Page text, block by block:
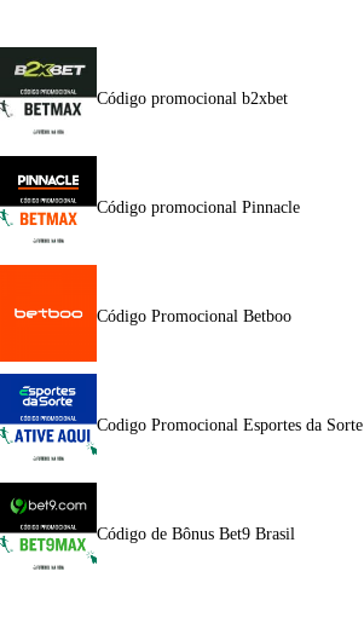
Código promocional b2xbet
Código promocional Pinnacle
Código Promocional Betboo
Codigo Promocional Esportes da Sorte
Código de Bônus Bet9 Brasil